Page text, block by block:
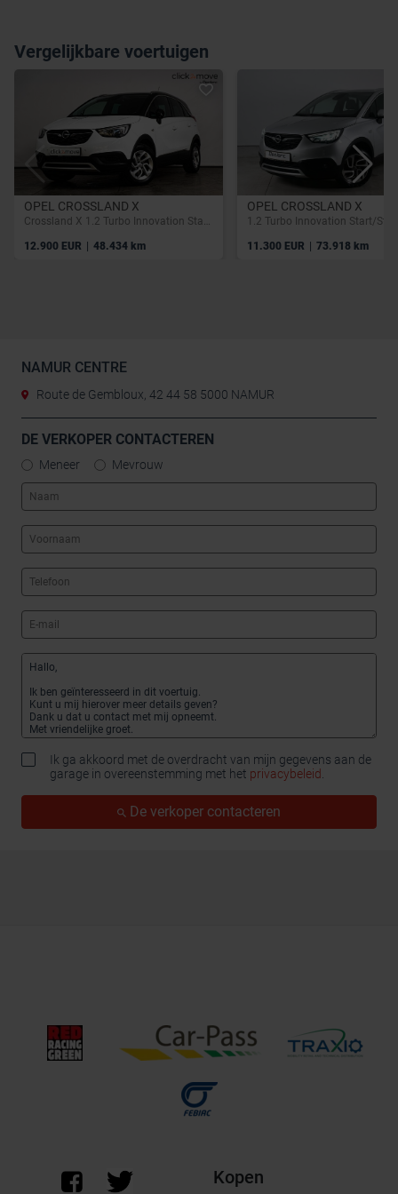
Vergelijkbare voertuigen
OPEL CROSSLAND X
Crossland X 1.2 Turbo Innovation Start/Stop (EU6.2)
12.900 EUR | 48.434 km
OPEL CROSSLAND X
1.2 Turbo Innovation Start/Stop
11.300 EUR | 73.918 km
NAMUR CENTRE
Route de Gembloux, 42 44 58 5000 NAMUR
DE VERKOPER CONTACTEREN
Meneer Mevrouw
Ik ga akkoord met de overdracht van mijn gegevens aan de
garage in overeenstemming met het privacybeleid.
De verkoper contacteren
Kopen